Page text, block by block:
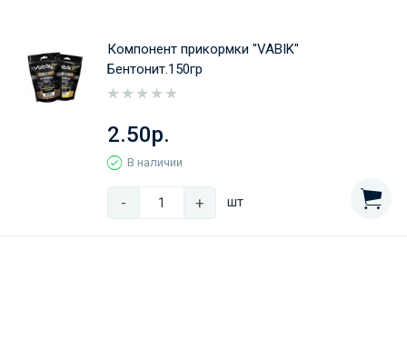
Компонент прикормки "VABIK"
Бентонит.150гр
2.50р.
В наличии
- + шт